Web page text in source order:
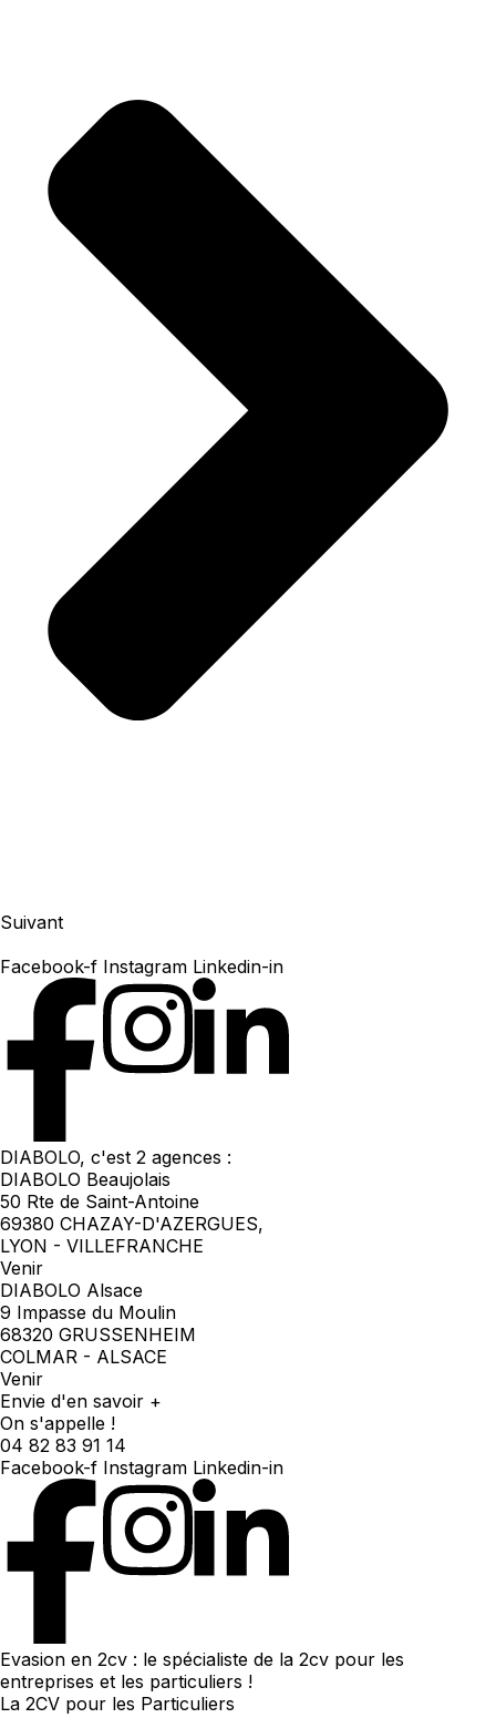
Suivant
Facebook-f Instagram Linkedin-in
DIABOLO, c'est 2 agences :
DIABOLO Beaujolais
50 Rte de Saint-Antoine
69380 CHAZAY-D'AZERGUES,
LYON - VILLEFRANCHE
Venir
DIABOLO Alsace
9 Impasse du Moulin
68320 GRUSSENHEIM
COLMAR - ALSACE
Venir
Envie d'en savoir +
On s'appelle !
04 82 83 91 14
Facebook-f Instagram Linkedin-in
Evasion en 2cv : le spécialiste de la 2cv pour les
entreprises et les particuliers !
La 2CV pour les Particuliers